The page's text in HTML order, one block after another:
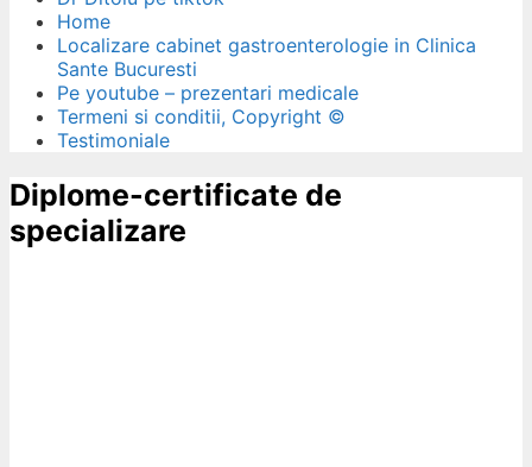
Home
Localizare cabinet gastroenterologie in Clinica
Sante Bucuresti
Pe youtube – prezentari medicale
Termeni si conditii, Copyright ©
Testimoniale
Diplome-certificate de
specializare